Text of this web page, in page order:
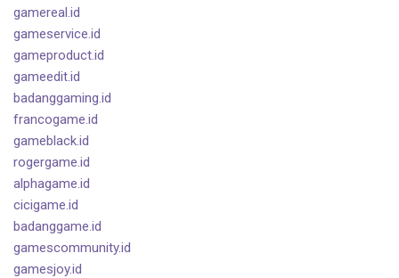
gamereal.id
gameservice.id
gameproduct.id
gameedit.id
badanggaming.id
francogame.id
gameblack.id
rogergame.id
alphagame.id
cicigame.id
badanggame.id
gamescommunity.id
gamesjoy.id